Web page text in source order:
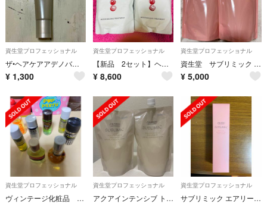
資生堂プロフェッショナル
ザ•ヘアケアアデノバイタルスカルプトリートメント
¥ 1,300
資生堂プロフェッショナル
【新品 2セット】ヘアキッチン モイスチャライジングトリートメント 1000g
¥ 8,600
資生堂プロフェッショナル
資生堂 サブリミック エアリーフロー シャンプー a
¥ 5,000
資生堂プロフェッショナル
ヴィンテージ化粧品 まきやんさん専用
資生堂プロフェッショナル
アクアインテンシブ トリートメント（W）450g×2個
資生堂プロフェッショナル
サブリミック エアリーフロー リファイニングフリュイド 125ml